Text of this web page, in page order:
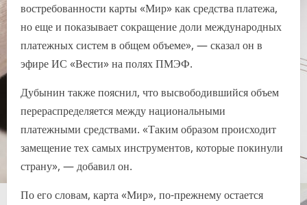
востребованности карты «Мир» как средства платежа,
но еще и показывает сокращение доли международных
платежных систем в общем объеме», — сказал он в
эфире ИС «Вести» на полях ПМЭФ.
Дубынин также пояснил, что высвободившийся объем
перераспределяется между национальными
платежными средствами. «Таким образом происходит
замещение тех самых инструментов, которые покинули
страну», — добавил он.
По его словам, карта «Мир», по-прежнему остается